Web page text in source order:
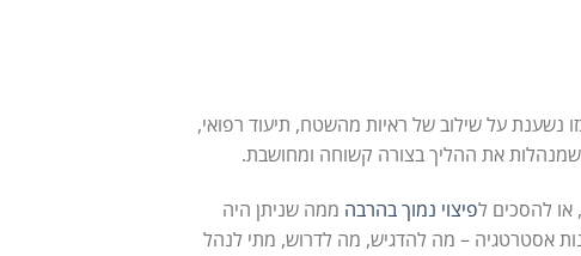
נשענת על שילוב של ראיות מהשטח, תיעוד רפואי,
שמנהלות את ההליך בצורה קשוחה ומחושבת.
או להסכים לפיצוי נמוך בהרבה ממה שניתן היה
אסטרטגיה – מה להדגיש, מה לדרוש, מתי לנהל